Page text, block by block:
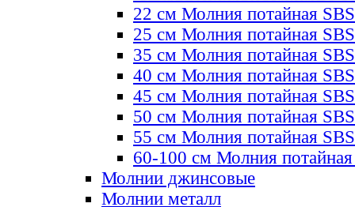
22 см Молния потайная SBS
25 см Молния потайная SBS
35 см Молния потайная SBS
40 см Молния потайная SBS
45 см Молния потайная SBS
50 см Молния потайная SBS
55 см Молния потайная SBS
60-100 см Молния
Молнии джинсовые
Молнии металл